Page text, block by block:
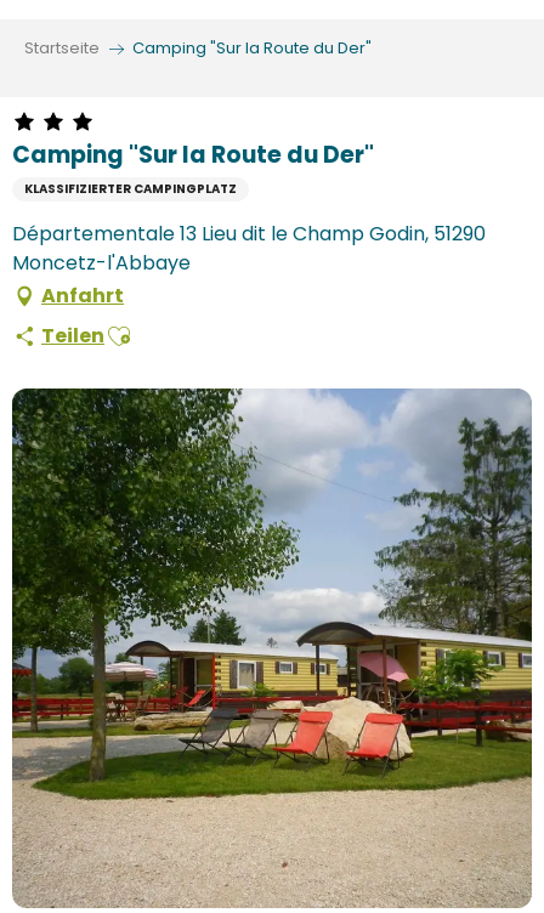
Startseite Camping "Sur la Route du Der"
Camping "Sur la Route du Der"
KLASSIFIZIERTER CAMPINGPLATZ
Départementale 13 Lieu dit le Champ Godin, 51290
Moncetz-l'Abbaye
Anfahrt
TeilenAjouter aux favoris